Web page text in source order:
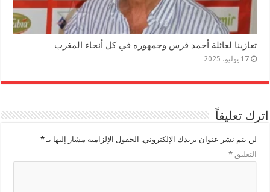
تعازينا لعائلة أحمد فرس وجمهوره في كل أنحاء المغرب
17 يوليو، 2025
اترك تعليقاً
لن يتم نشر عنوان بريدك الإلكتروني. الحقول الإلزامية مشار إليها بـ*
التعليق*